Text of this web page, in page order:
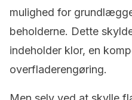
mulighed for
beholderne. Dette
indeholder klor, en
overfladerengøring.